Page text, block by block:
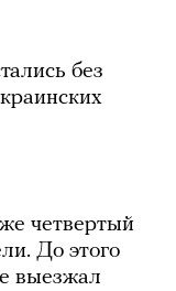
без
четвертый
До этого
выезжал